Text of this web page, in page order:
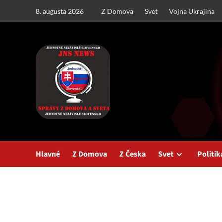
8. augusta 2026 Z Domova Svet Vojna Ukrajina
Hlavné Z Domova Z Česka Svet